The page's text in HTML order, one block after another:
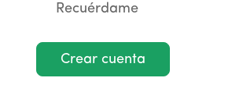
Recuérdame
Crear cuenta